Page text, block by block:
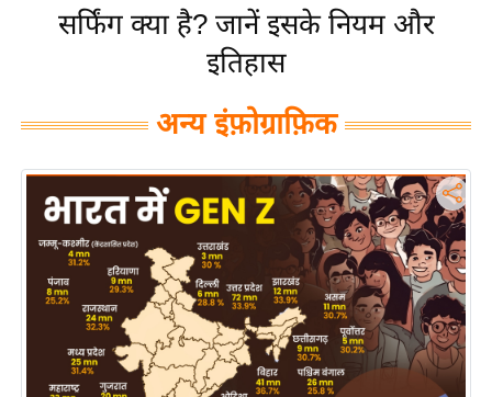
वि
शे
रा
सर्फिंग क्या है? जानें इसके नियम और
इतिहास
अन्य इंफ़ोग्राफ़िक